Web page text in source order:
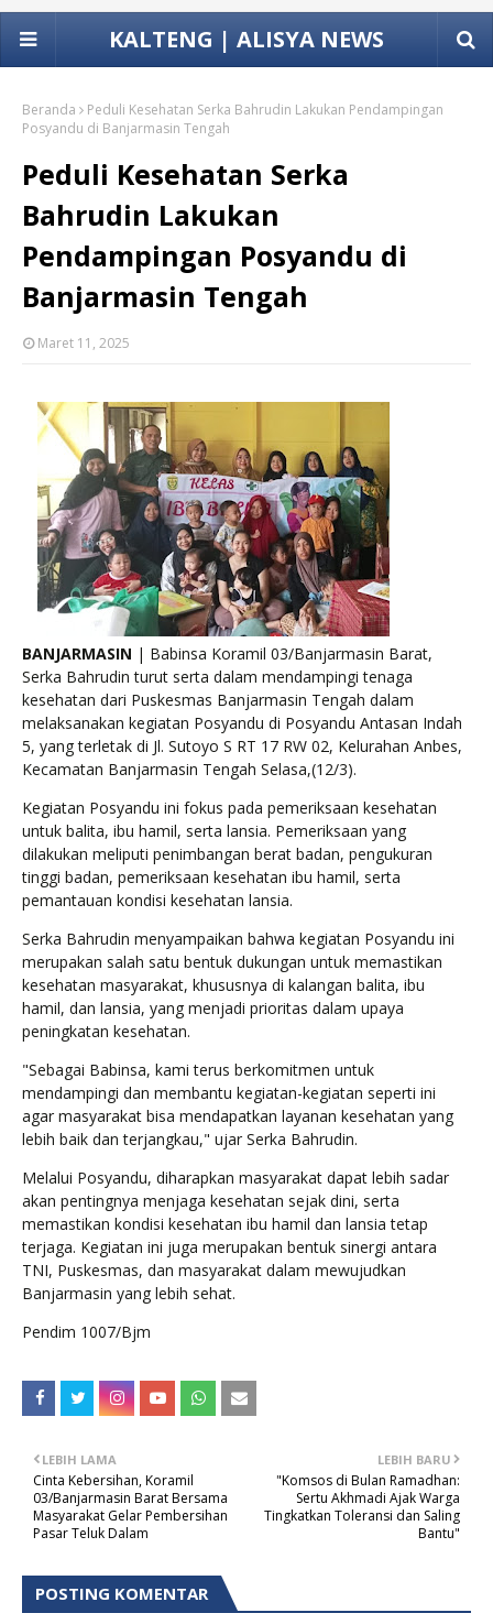
KALTENG | ALISYA NEWS
Beranda
Peduli Kesehatan Serka Bahrudin Lakukan Pendampingan
Posyandu di Banjarmasin Tengah
Peduli Kesehatan Serka
Bahrudin Lakukan
Pendampingan Posyandu di
Banjarmasin Tengah
Maret 11, 2025
BANJARMASIN | Babinsa Koramil 03/Banjarmasin Barat,
Serka Bahrudin turut serta dalam mendampingi tenaga
kesehatan dari Puskesmas Banjarmasin Tengah dalam
melaksanakan kegiatan Posyandu di Posyandu Antasan Indah
5, yang terletak di Jl. Sutoyo S RT 17 RW 02, Kelurahan Anbes,
Kecamatan Banjarmasin Tengah Selasa,(12/3).
Kegiatan Posyandu ini fokus pada pemeriksaan kesehatan
untuk balita, ibu hamil, serta lansia. Pemeriksaan yang
dilakukan meliputi penimbangan berat badan, pengukuran
tinggi badan, pemeriksaan kesehatan ibu hamil, serta
pemantauan kondisi kesehatan lansia.
Serka Bahrudin menyampaikan bahwa kegiatan Posyandu ini
merupakan salah satu bentuk dukungan untuk memastikan
kesehatan masyarakat, khususnya di kalangan balita, ibu
hamil, dan lansia, yang menjadi prioritas dalam upaya
peningkatan kesehatan.
"Sebagai Babinsa, kami terus berkomitmen untuk
mendampingi dan membantu kegiatan-kegiatan seperti ini
agar masyarakat bisa mendapatkan layanan kesehatan yang
lebih baik dan terjangkau," ujar Serka Bahrudin.
Melalui Posyandu, diharapkan masyarakat dapat lebih sadar
akan pentingnya menjaga kesehatan sejak dini, serta
memastikan kondisi kesehatan ibu hamil dan lansia tetap
terjaga. Kegiatan ini juga merupakan bentuk sinergi antara
TNI, Puskesmas, dan masyarakat dalam mewujudkan
Banjarmasin yang lebih sehat.
Pendim 1007/Bjm
LEBIH BARU
"Komsos di Bulan Ramadhan:
Sertu Akhmadi Ajak Warga
Tingkatkan Toleransi dan Saling
Bantu"
LEBIH LAMA
Cinta Kebersihan, Koramil
03/Banjarmasin Barat Bersama
Masyarakat Gelar Pembersihan
Pasar Teluk Dalam
POSTING KOMENTAR